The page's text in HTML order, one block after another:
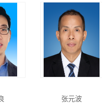
张元波